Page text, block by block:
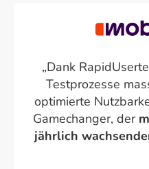
„Dank
Testprozesse
optimierte
Gamechanger, der
jährlich